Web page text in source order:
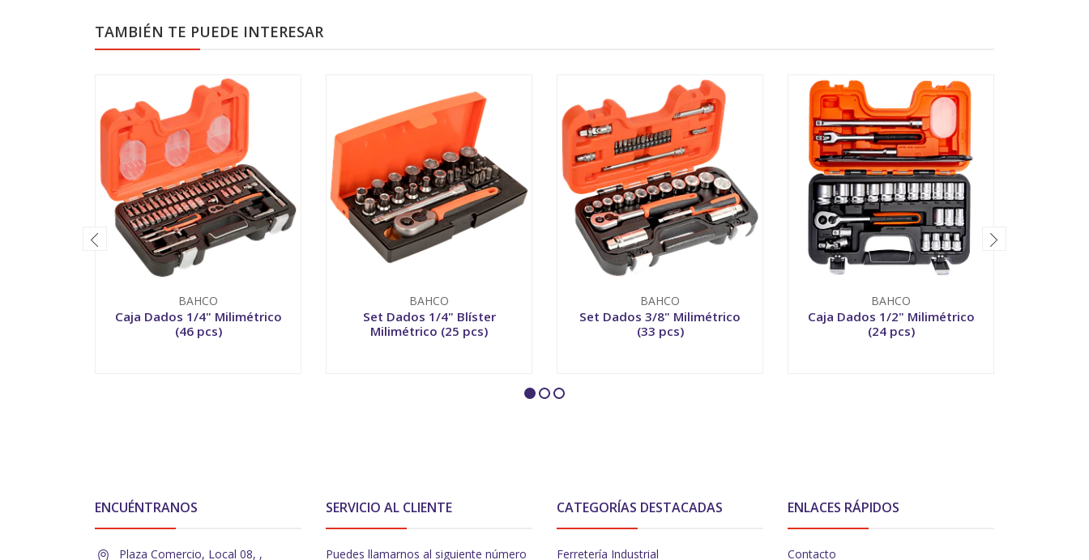
TAMBIÉN TE PUEDE INTERESAR
BAHCO
Caja Dados 1/4" Milimétrico
(46 pcs)
BAHCO
Set Dados 1/4" Blíster
Milimétrico (25 pcs)
BAHCO
Set Dados 3/8" Milimétrico
(33 pcs)
BAHCO
Caja Dados 1/2" Milimétrico
(24 pcs)
ENCUÉNTRANOS
Plaza Comercio, Local 08, ,
SERVICIO AL CLIENTE
Puedes llamarnos al siguiente número
CATEGORÍAS DESTACADAS
Ferretería Industrial
ENLACES RÁPIDOS
Contacto